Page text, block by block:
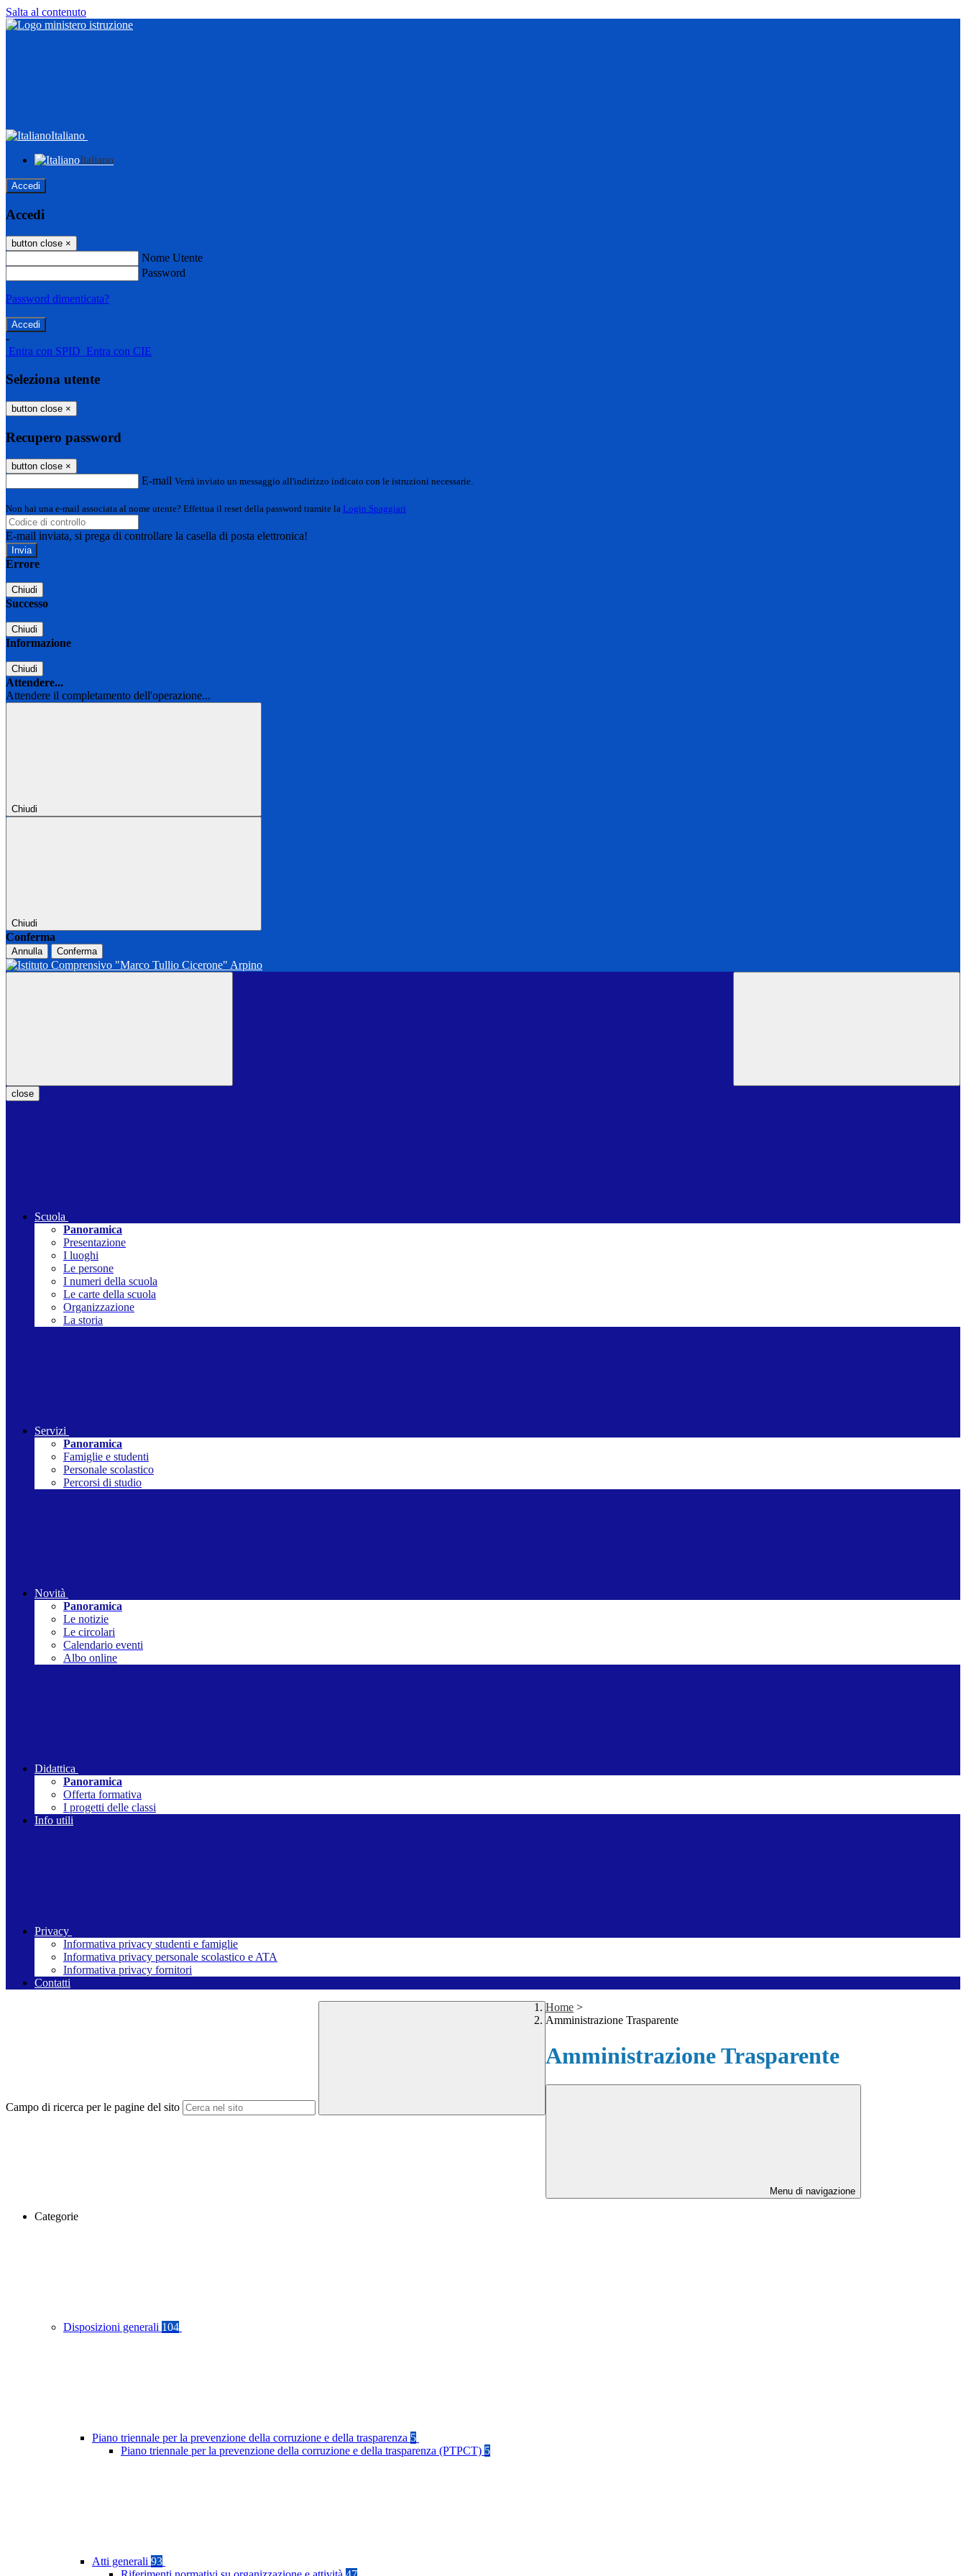
Salta al contenuto
Italiano
Italiano
Accedi
Accedi
button close ×
Nome Utente
Password
Password dimenticata?
-
Entra con SPID Entra con CIE
Seleziona utente
button close ×
Recupero password
button close ×
E-mail Verrà inviato un messaggio all'indirizzo indicato con le istruzioni necessarie.
Non hai una e-mail associata al nome utente? Effettua il reset della password tramite la Login Spaggiari
E-mail inviata, si prega di controllare la casella di posta elettronica!
Errore
Chiudi
Successo
Chiudi
Informazione
Chiudi
Attendere...
Attendere il completamento dell'operazione...
Chiudi
Chiudi
Conferma
Annulla Conferma
close
Scuola
Panoramica
Presentazione
I luoghi
Le persone
I numeri della scuola
Le carte della scuola
Organizzazione
La storia
Servizi
Panoramica
Famiglie e studenti
Personale scolastico
Percorsi di studio
Novità
Panoramica
Le notizie
Le circolari
Calendario eventi
Albo online
Didattica
Panoramica
Offerta formativa
I progetti delle classi
Info utili
Privacy
Informativa privacy studenti e famiglie
Informativa privacy personale scolastico e ATA
Informativa privacy fornitori
Contatti
Campo di ricerca per le pagine del sito
Home >
Amministrazione Trasparente
Amministrazione Trasparente
Menu di navigazione
Categorie
Disposizioni generali 104
Piano triennale per la prevenzione della corruzione e della trasparenza 5
Piano triennale per la prevenzione della corruzione e della trasparenza (PTPCT) 5
Atti generali 93